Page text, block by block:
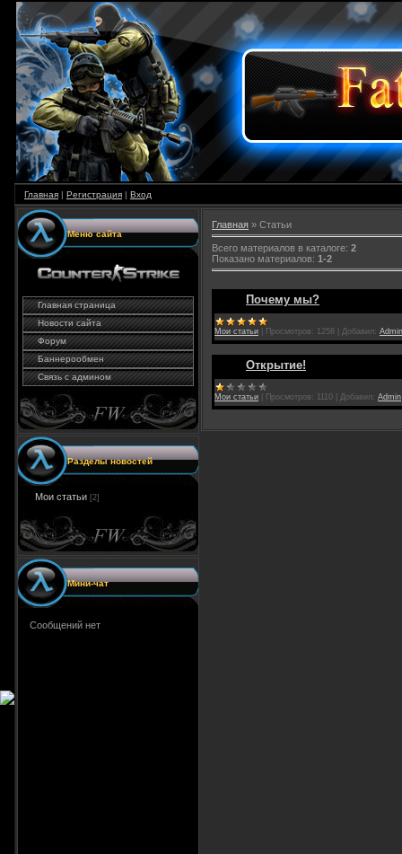
Главная | Регистрация | Вход
Меню сайта
Главная страница
Новости сайта
Форум
Баннерообмен
Связь с админом
Разделы новостей
Мои статьи [2]
Мини-чат
Главная » Статьи
Всего материалов в каталоге: 2
Показано материалов: 1-2
Почему мы?
Мои статьи Просмотров: 1258 Добавил: Admin
Открытие!
Мои статьи Просмотров: 1110 Добавил: Admin